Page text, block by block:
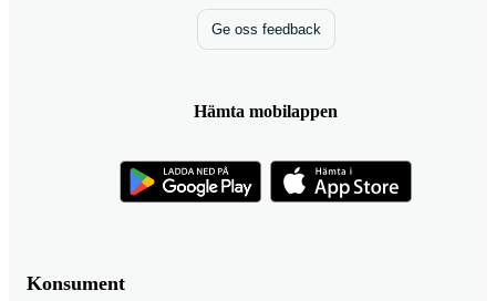
Konsument
Ge oss feedback
Hämta mobilappen